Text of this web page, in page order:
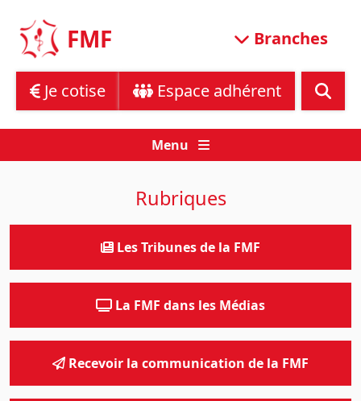
content
FMF Branches
Je cotise Espace adhérent
Menu
Rubriques
Les Tribunes de la FMF
La FMF dans les Médias
Recevoir la communication de la FMF